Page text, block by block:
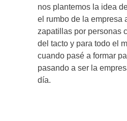
nos plantemos la idea
el rumbo de la empresa
zapatillas por personas
del tacto y para todo el
cuando pasé a formar
pasando a ser la
día.